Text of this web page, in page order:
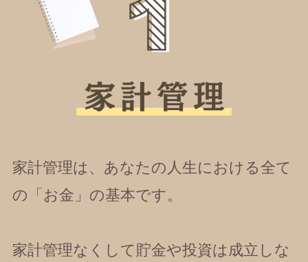
家計管理は、あなたの人生における全て
の「お金」の基本です。
家計管理なくして貯金や投資は成立しな